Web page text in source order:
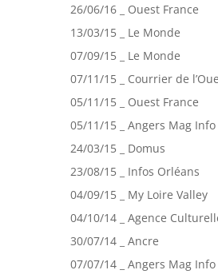
26/06/16 _ Ouest France
13/03/15 _ Le Monde
07/09/15 _ Le Monde
07/11/15 _ Courrier de
05/11/15 _ Ouest France
05/11/15 _ Angers Mag Info
24/03/15 _ Domus
23/08/15 _ Infos Orléans
04/09/15 _ My Loire Valley
04/10/14 _ Agence
30/07/14 _ Ancre
07/07/14 _ Angers Mag Info